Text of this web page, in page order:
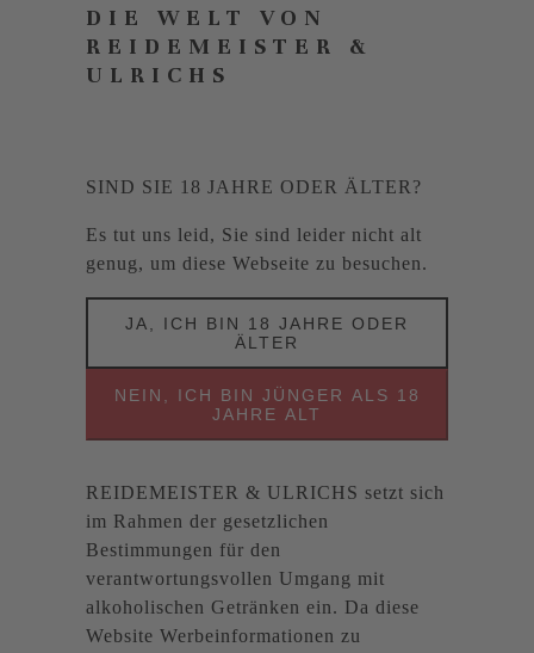
DIE WELT VON
REIDEMEISTER &
ULRICHS
SIND SIE 18 JAHRE ODER ÄLTER?
Es tut uns leid, Sie sind leider nicht alt
genug, um diese Webseite zu besuchen.
JA, ICH BIN 18 JAHRE ODER
ÄLTER
NEIN, ICH BIN JÜNGER ALS 18
JAHRE ALT
REIDEMEISTER & ULRICHS setzt sich
im Rahmen der gesetzlichen
Bestimmungen für den
verantwortungsvollen Umgang mit
alkoholischen Getränken ein. Da diese
Website Werbeinformationen zu